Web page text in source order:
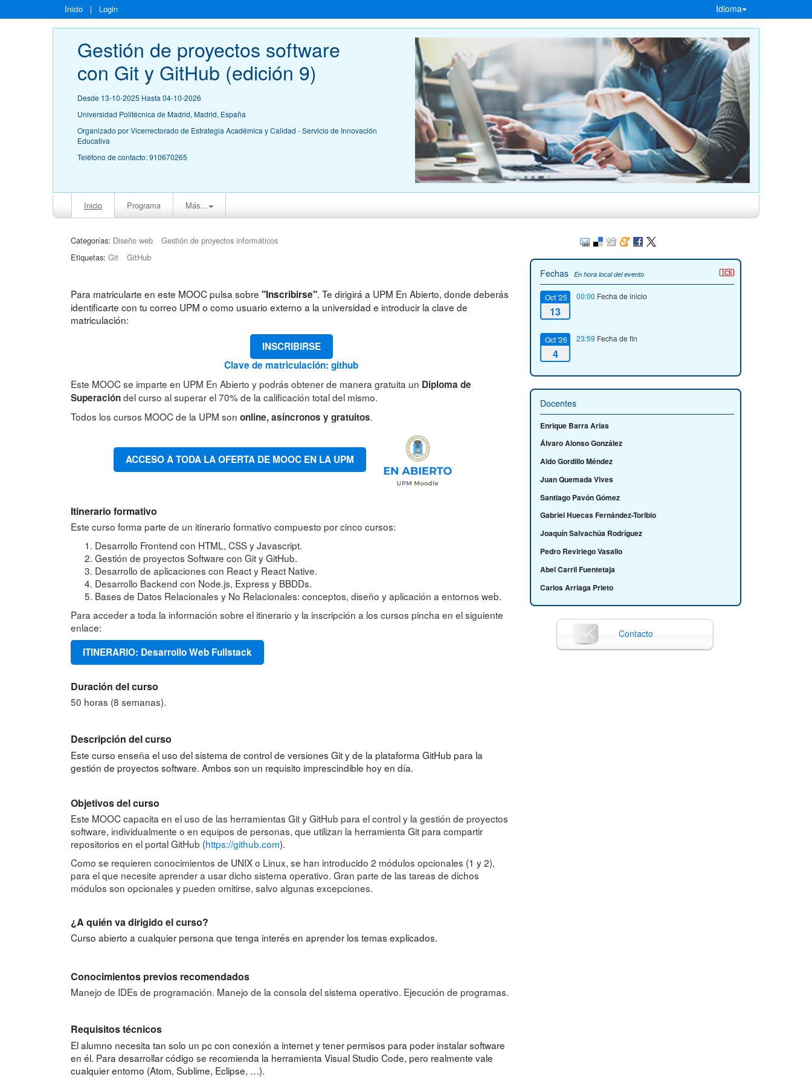
Inicio | Login Idioma
Gestión de proyectos software
con Git y GitHub (edición 9)
Desde 13-10-2025 Hasta 04-10-2026
Universidad Politécnica de Madrid, Madrid, España
Organizado por Vicerrectorado de Estrategia Académica y Calidad - Servicio de Innovación
Educativa
Teléfono de contacto: 910670265
Inicio Programa Más...
Categorías: Diseño web
Gestión de proyectos informáticos
Etiquetas: Git GitHub
Para matricularte en este MOOC pulsa sobre "Inscribirse". Te dirigirá a UPM En Abierto, donde deberás
identificarte con tu correo UPM o como usuario externo a la universidad e introducir la clave de
matriculación:
INSCRIBIRSE
Clave de matriculación: github
Este MOOC se imparte en UPM En Abierto y podrás obtener de manera gratuita un Diploma de
Superacióndel curso al superar el 70% de la calificación total del mismo.
Todos los cursos MOOC de la UPM son online, asíncronos y gratuitos.
ACCESO A TODA LA OFERTA DE MOOC EN LA UPM
Itinerario formativo
Este curso forma parte de un itinerario formativo compuesto por cinco cursos:
Desarrollo Frontend con HTML, CSS y Javascript.
Gestión de proyectos Software con Git y GitHub.
Desarrollo de aplicaciones con React y React Native.
Desarrollo Backend con Node.js, Express y BBDDs.
Bases de Datos Relacionales y No Relacionales: conceptos, diseño y aplicación a entornos web.
Para acceder a toda la información sobre el itinerario y la inscripción a los cursos pincha en el siguiente
enlace:
ITINERARIO: Desarrollo Web Fullstack
Duración del curso
50 horas (8 semanas).
Descripción del curso
Este curso enseña el uso del sistema de control de versiones Git y de la plataforma GitHub para la
gestión de proyectos software. Ambos son un requisito imprescindible hoy en día.
Objetivos del curso
Este MOOC capacita en el uso de las herramientas Git y GitHub para el control y la gestión de proyectos
software, individualmente o en equipos de personas, que utilizan la herramienta Git para compartir
repositorios en el portal GitHub (https://github.com).
Como se requieren conocimientos de UNIX o Linux, se han introducido 2 módulos opcionales (1 y 2),
para el que necesite aprender a usar dicho sistema operativo. Gran parte de las tareas de dichos
módulos son opcionales y pueden omitirse, salvo algunas excepciones.
¿A quién va dirigido el curso?
Curso abierto a cualquier persona que tenga interés en aprender los temas explicados.
Conocimientos previos recomendados
Manejo de IDEs de programación. Manejo de la consola del sistema operativo. Ejecución de programas.
Requisitos técnicos
El alumno necesita tan solo un pc con conexión a internet y tener permisos para poder instalar software
en él. Para desarrollar código se recomienda la herramienta Visual Studio Code, pero realmente vale
cualquier entorno (Atom, Sublime, Eclipse, …).
Fechas En hora local del evento
Oct '25
13
00:00 Fecha de inicio
Oct '26
4
23:59 Fecha de fin
Docentes
Enrique Barra Arias
Álvaro Alonso González
Aldo Gordillo Méndez
Juan Quemada Vives
Santiago Pavón Gómez
Gabriel Huecas Fernández-Toribio
Joaquín Salvachúa Rodríguez
Pedro Reviriego Vasallo
Abel Carril Fuentetaja
Carlos Arriaga Prieto
Andrés Muñoz Arcentales
Javier Conde Díaz
Alejandro Pozo Huertas
Contacto